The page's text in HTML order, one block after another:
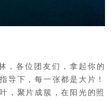
，各位团友们，拿起你的
导下，每一张都是大片！
，聚片成簇，在阳光的照